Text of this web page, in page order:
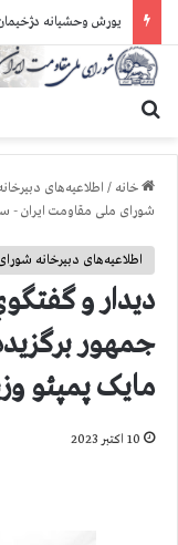
خانه / اطلاعیه‌های
شورای ملی مقاومت ایران - سال
اطلاعیه‌های دبیرخانه
ديدار و
جمهور
مایک پمپئو
10 اکتبر 2023